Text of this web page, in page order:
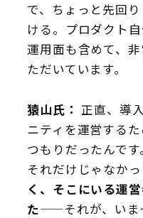
で、ちょっと先回
ける。プロダクト
運用面も含めて、
ただいています。
猿山氏： 正直、導
ニティを運営するた
つもりだったんです
それだけじゃなかっ
く、そこにいる運
た——それが、いま